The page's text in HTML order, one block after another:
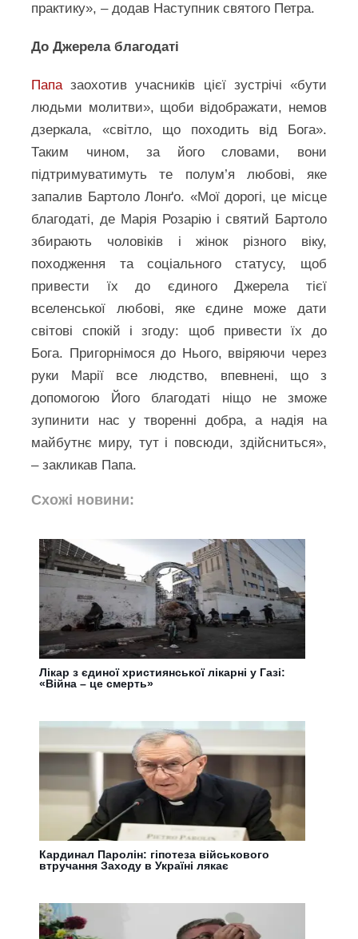
практику», – додав Наступник святого Петра.
До Джерела благодаті
Папазаохотив учасників цієї зустрічі «бути
людьми молитви», щоби відображати, немов
дзеркала, «світло, що походить від Бога».
Таким чином, за його словами, вони
підтримуватимуть те полум’я любові, яке
запалив Бартоло Лонґо. «Мої дорогі, це місце
благодаті, де Марія Розарію і святий Бартоло
збирають чоловіків і жінок різного віку,
походження та соціального статусу, щоб
привести їх до єдиного Джерела тієї
вселенської любові, яке єдине може дати
світові спокій і згоду: щоб привести їх до
Бога. Пригорнімося до Нього, ввіряючи через
руки Марії все людство, впевнені, що з
допомогою Його благодаті ніщо не зможе
зупинити нас у творенні добра, а надія на
майбутнє миру, тут і повсюди, здійсниться»,
– закликав Папа.
Схожі новини:
Лікар з єдиної християнської лікарні у Газі:
«Війна – це смерть»
Кардинал Паролін: гіпотеза військового
втручання Заходу в Україні лякає